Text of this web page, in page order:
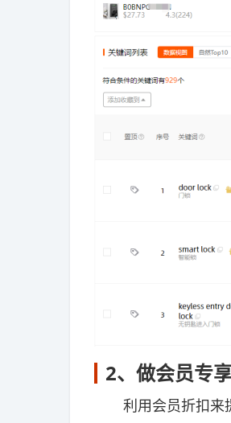
2、做会员专
利用会员折扣来提